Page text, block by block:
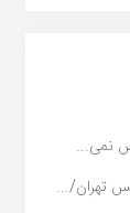
نمی‌...
تهران/...